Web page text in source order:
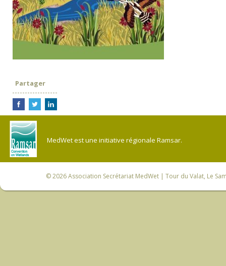
Partager
MedWet est une initiative régionale Ramsar.
© 2026Association Secrétariat MedWet | Tour du Valat, Le